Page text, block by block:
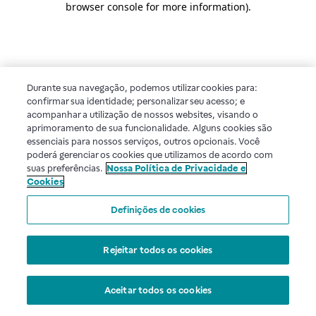
browser console for more information).
Durante sua navegação, podemos utilizar cookies para:
confirmar sua identidade; personalizar seu acesso; e
acompanhar a utilização de nossos websites, visando o
aprimoramento de sua funcionalidade. Alguns cookies são
essenciais para nossos serviços, outros opcionais. Você
poderá gerenciar os cookies que utilizamos de acordo com
suas preferências. Nossa Política de Privacidade e
Cookies
Definições de cookies
Rejeitar todos os cookies
Aceitar todos os cookies